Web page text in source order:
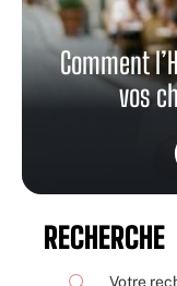
Comment
vos
RECHERCHE